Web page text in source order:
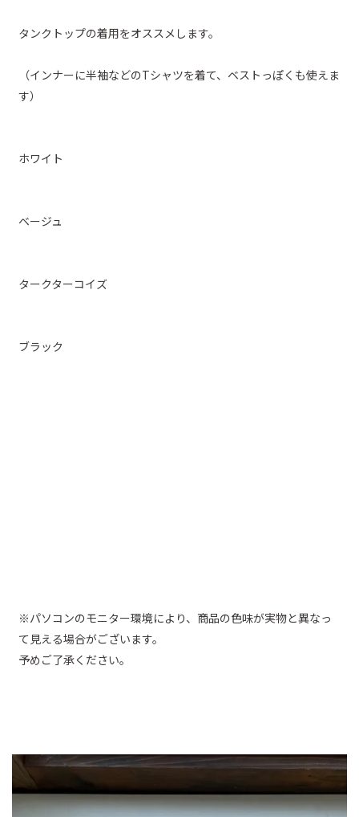
タンクトップの着用をオススメします。
（インナーに半袖などのTシャツを着て、ベストっぽくも使えま
す）
ホワイト
ベージュ
タークターコイズ
ブラック
※パソコンのモニター環境により、商品の色味が実物と異なっ
て見える場合がございます。
予めご了承ください。